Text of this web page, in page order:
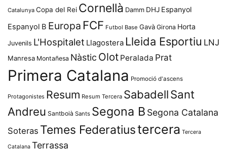
Catalunya Copa del Rei Cornellà Damm DHJ Espanyol
Espanyol B Europa FCF Futbol Base Gavà Girona Horta
Juvenils L'Hospitalet Llagostera Lleida Esportiu LNJ
Manresa Montañesa Nàstic Olot Peralada Prat
Primera Catalana Promoció d'ascens
Protagonistes Resum Resum Tercera SabadellSant
Andreu Santboià Sants Segona B Segona Catalana
Soteras Temes Federatiustercera Tercera
Catalana Terrassa